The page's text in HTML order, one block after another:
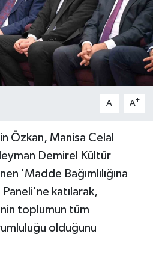
A- A+
Özkan, Manisa Celal
Demirel Kültür
'Madde Bağımlılığına
katılarak,
toplumun tüm
olduğunu